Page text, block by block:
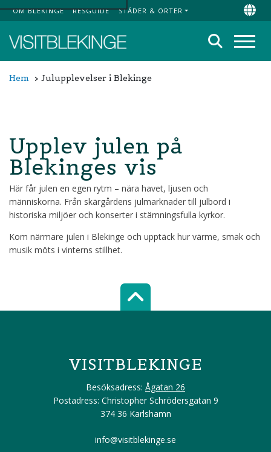
Top Menu
OM BLEKINGE RESGUIDE STÄDER & ORTER
Sök
Hem Julupplevelser i Blekinge
Upplev julen på
Blekinges vis
Här får julen en egen rytm – nära havet, ljusen och
människorna. Från skärgårdens julmarknader till julbord i
historiska miljöer och konserter i stämningsfulla kyrkor.
Kom närmare julen i Blekinge och upptäck hur värme, smak och
musik möts i vinterns stillhet.
Scroll top of
VISITBLEKINGE
Besöksadress: Ågatan 26
Postadress: Christopher Schrödersgatan 9
374 36 Karlshamn
info@visitblekinge.se